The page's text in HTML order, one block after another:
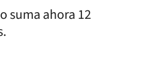
suma ahora 12